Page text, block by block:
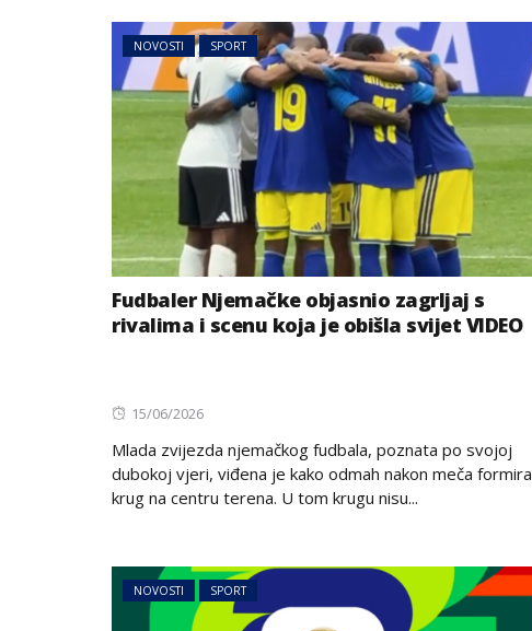
NOVOSTI SPORT
Fudbaler Njemačke objasnio zagrljaj s
rivalima i scenu koja je obišla svijet VIDEO
Posted
15/06/2026
Mlada zvijezda njemačkog fudbala, poznata po svojoj
dubokoj vjeri, viđena je kako odmah nakon meča formira
krug na centru terena. U tom krugu nisu...
NOVOSTI SPORT